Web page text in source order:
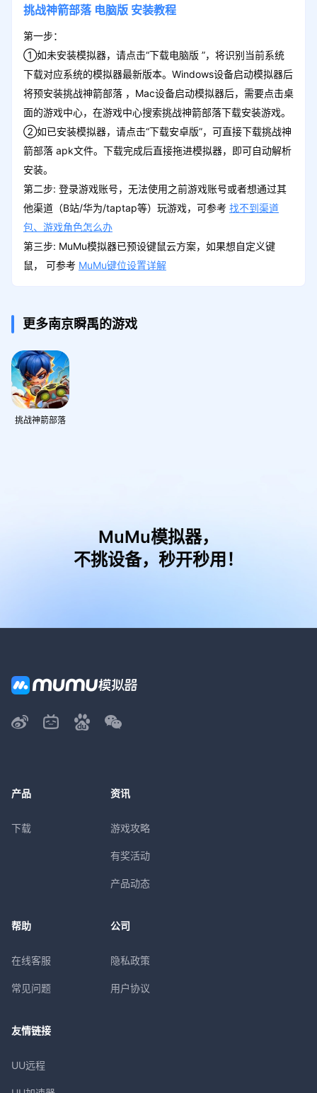
挑战神箭部落 电脑版 安装教程
第一步：
①如未安装模拟器，请点击“下载电脑版 ”，将识别当前系统
下载对应系统的模拟器最新版本。Windows设备启动模拟器后
将预安装挑战神箭部落 ，Mac设备启动模拟器后，需要点击桌
面的游戏中心，在游戏中心搜索挑战神箭部落下载安装游戏。
②如已安装模拟器，请点击“下载安卓版”，可直接下载挑战神
箭部落 apk文件。下载完成后直接拖进模拟器，即可自动解析
安装。
第二步: 登录游戏账号，无法使用之前游戏账号或者想通过其
他渠道（B站/华为/taptap等）玩游戏，可参考 找不到渠道
包、游戏角色怎么办
第三步: MuMu模拟器已预设键鼠云方案，如果想自定义键
鼠， 可参考 MuMu键位设置详解
更多南京瞬禹的游戏
挑战神箭部落
MuMu模拟器，
不挑设备，秒开秒用！
产品
下载
资讯
游戏攻略
有奖活动
产品动态
帮助
在线客服
常见问题
公司
隐私政策
用户协议
友情链接
UU远程